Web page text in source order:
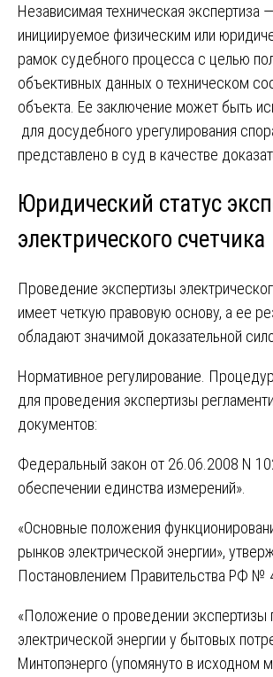
Независимая техническая экспертиза
инициируемое физическим или
рамок судебного процесса с целью
объективных данных о техническом
объекта. Ее заключение может быть
для досудебного урегулирования
представлено в суд в качестве
Юридический статус
электрического счетчика
Проведение экспертизы
имеет четкую правовую основу, а ее
обладают значимой доказательной
Нормативное регулирование.
для проведения экспертизы
документов:
Федеральный закон от 26.06.2008 N
обеспечении единства измерений».
«Основные положения
рынков электрической энергии»,
Постановлением Правительства РФ №
«Положение о проведении экспертизы
электрической энергии у бытовых
Минтопэнерго (упомянуто в исходном